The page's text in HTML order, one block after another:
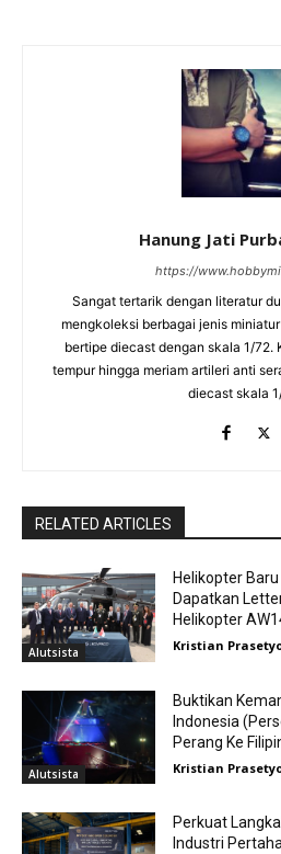
Hanung Jati
https://
Sangat tertarik dengan literatur
mengkoleksi berbagai jenis
bertipe diecast dengan skala 1/72.
tempur hingga meriam artileri anti
diecast skala
RELATED ARTICLES
Alutsista
Helikopter
Dapatkan
Helikopter
Kristian
Alutsista
Buktikan
Indonesia
Perang Ke
Kristian
Perkuat
Industri